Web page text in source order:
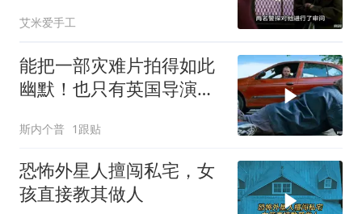
艾米爱手工
能把一部灾难片拍得如此
幽默！也只有英国导演才
斯内个普 1跟贴
恐怖外星人擅闯私宅，女
孩直接教其做人